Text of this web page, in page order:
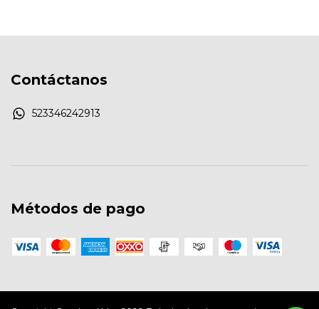
Contáctanos
523346242913
Métodos de pago